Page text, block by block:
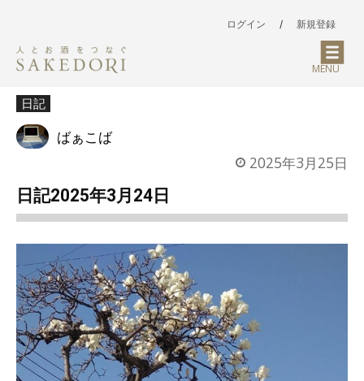
ログイン / 新規登録
MENU
日記
ばぁこば
2025年3月25日
日記2025年3月24日